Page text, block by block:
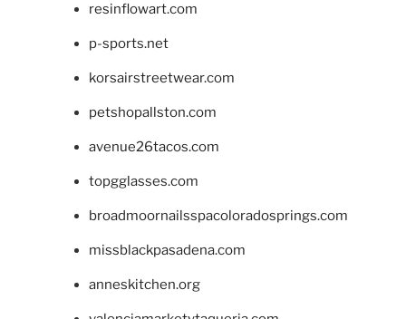
resinflowart.com
p-sports.net
korsairstreetwear.com
petshopallston.com
avenue26tacos.com
topgglasses.com
broadmoornailsspacoloradosprings.com
missblackpasadena.com
anneskitchen.org